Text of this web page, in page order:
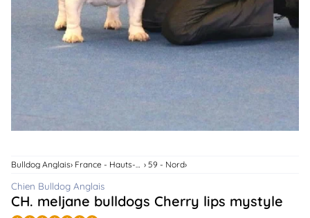
Connexion
Bulldog Anglais 59 - Nord
Chien Bulldog Anglais
CH. meljane bulldogs Cherry lips mystyle